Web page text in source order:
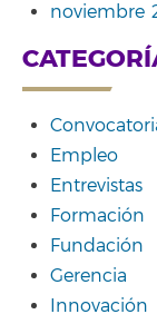
noviembre
Empleo
Entrevistas
Formación
Fundación
Gerencia
Innovación